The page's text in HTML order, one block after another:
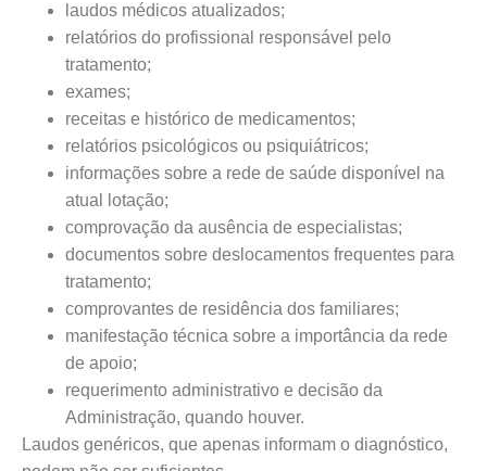
laudos médicos atualizados;
relatórios do profissional responsável pelo
tratamento;
exames;
receitas e histórico de medicamentos;
relatórios psicológicos ou psiquiátricos;
informações sobre a rede de saúde disponível na
atual lotação;
comprovação da ausência de especialistas;
documentos sobre deslocamentos frequentes para
tratamento;
comprovantes de residência dos familiares;
manifestação técnica sobre a importância da rede
de apoio;
requerimento administrativo e decisão da
Administração, quando houver.
Laudos genéricos, que apenas informam o diagnóstico,